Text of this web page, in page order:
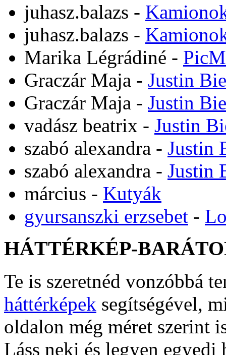
juhasz.balazs -
juhasz.balazs -
Marika Légrádiné -
Graczár Maja - Justin
Graczár Maja - Justin
vadász beatrix - Justin
szabó alexandra - Justin
szabó alexandra - Justin
március - Kutyák
gyursanszki erzsebet -
HÁTTÉRKÉP-
Te is szeretnéd vonzóbbá
háttérképek segítségével,
oldalon még méret szerint
Láss neki és legyen egyedi